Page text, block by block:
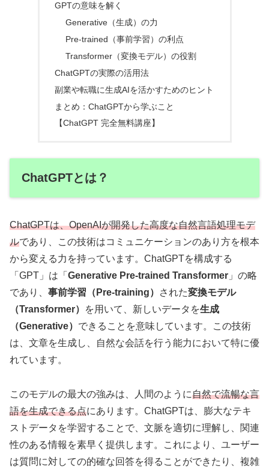
GPTの意味を解く
Generative（生成）の力
Pre-trained（事前学習）の利点
Transformer（変換モデル）の役割
ChatGPTの実際の活用法
副業や転職に生成AIを活かすためのヒント
まとめ：ChatGPTから学ぶこと
【ChatGPT 完全無料講座】
ChatGPTとは？
ChatGPTは、OpenAIが開発した高度な自然言語処理モデ
ルであり、この技術はコミュニケーションのあり方を根本
から変える力を持っています。ChatGPTを構成する
「GPT」は「 Generative Pre-trained Transformer 」の略
であり、 事前学習（Pre-training） された変換モデル
（Transformer）
を用いて、新しいデータを生成
（Generative） できることを意味しています。この技術
は、文章を生成し、自然な会話を行う能力において特に優
れています。
このモデルの最大の強みは、人間のように自然で流暢な言
語を生成できる点にあります。ChatGPTは、膨大なテキ
ストデータを学習することで、文脈を適切に理解し、関連
性のある情報を素早く提供します。これにより、ユーザー
は質問に対しての的確な回答を得ることができたり、複雑